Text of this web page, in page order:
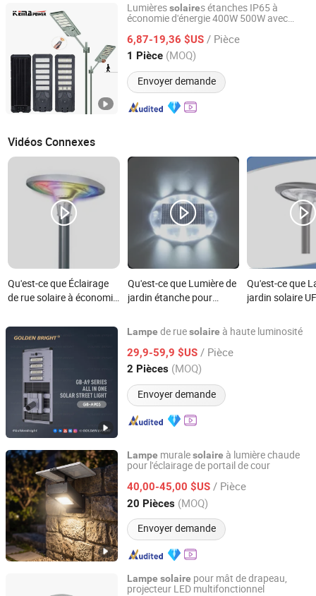
Lumièressolaires étanches IP65 à
économie d'énergie 400W 500W avec
route
6,87-19,36 $US / Pièce
1 Pièce (MOQ)
Envoyer demande
NINGBO KEMAPOWER ELECTRONICS CO., LTD.
Zhejiang, China Depuis 2017
Vidéos Connexes
Qu'est-ce que Éclairage
de rue solaire à économie
Lampe de rue étanche
Qu'est-ce que Lumière de
jardin étanche pour
solaire avec chargement
automatique, lampe LED
pour chemin, sous-sol,
piscine souterraine, sous-
marine
Qu'est-ce que
jardin solaire
lumière solaire
Lampe de ruesolaire à haute luminosité
29,9-59,9 $US / Pièce
2 Pièces (MOQ)
Envoyer demande
Jiangsu Goldenbright Group Co., Ltd
Jiangsu, China Depuis 2023
Lampe muralesolaire à lumière chaude
pour l'éclairage de portail de cour
40,00-45,00 $US / Pièce
20 Pièces (MOQ)
Envoyer demande
Jiangsu Xinyixin Lighting Technology Co., Ltd.
Jiangsu, China Depuis 2026
Lampe solaire pour mât de drapeau,
projecteur LED multifonctionnel